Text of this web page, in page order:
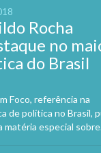
Rocha
no
do Brasil
Foco, referência na
de política no Brasil,
especial